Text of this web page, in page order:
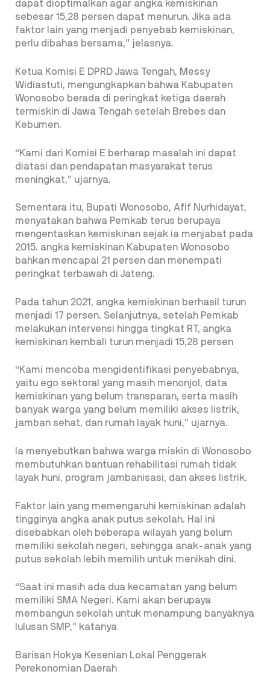
dapat dioptimalkan agar angka kemiskinan
sebesar 15,28 persen dapat menurun. Jika ada
faktor lain yang menjadi penyebab kemiskinan,
perlu dibahas bersama,” jelasnya.
Ketua Komisi E DPRD Jawa Tengah, Messy
Widiastuti, mengungkapkan bahwa Kabupaten
Wonosobo berada di peringkat ketiga daerah
termiskin di Jawa Tengah setelah Brebes dan
Kebumen.
“Kami dari Komisi E berharap masalah ini dapat
diatasi dan pendapatan masyarakat terus
meningkat,” ujarnya.
Sementara itu, Bupati Wonosobo, Afif Nurhidayat,
menyatakan bahwa Pemkab terus berupaya
mengentaskan kemiskinan sejak ia menjabat pada
2015. angka kemiskinan Kabupaten Wonosobo
bahkan mencapai 21 persen dan menempati
peringkat terbawah di Jateng.
Pada tahun 2021, angka kemiskinan berhasil turun
menjadi 17 persen. Selanjutnya, setelah Pemkab
melakukan intervensi hingga tingkat RT, angka
kemiskinan kembali turun menjadi 15,28 persen
“Kami mencoba mengidentifikasi penyebabnya,
yaitu ego sektoral yang masih menonjol, data
kemiskinan yang belum transparan, serta masih
banyak warga yang belum memiliki akses listrik,
jamban sehat, dan rumah layak huni,” ujarnya.
Ia menyebutkan bahwa warga miskin di Wonosobo
membutuhkan bantuan rehabilitasi rumah tidak
layak huni, program jambanisasi, dan akses listrik.
Faktor lain yang memengaruhi kemiskinan adalah
tingginya angka anak putus sekolah. Hal ini
disebabkan oleh beberapa wilayah yang belum
memiliki sekolah negeri, sehingga anak-anak yang
putus sekolah lebih memilih untuk menikah dini.
“Saat ini masih ada dua kecamatan yang belum
memiliki SMA Negeri. Kami akan berupaya
membangun sekolah untuk menampung banyaknya
lulusan SMP,” katanya
Barisan Hokya Kesenian Lokal Penggerak
Perekonomian Daerah